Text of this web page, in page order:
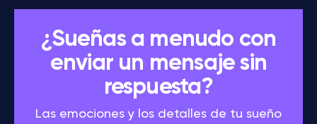
¿Sueñas a menudo con
enviar un mensaje sin
respuesta?
Las emociones y los detalles de tu sueño